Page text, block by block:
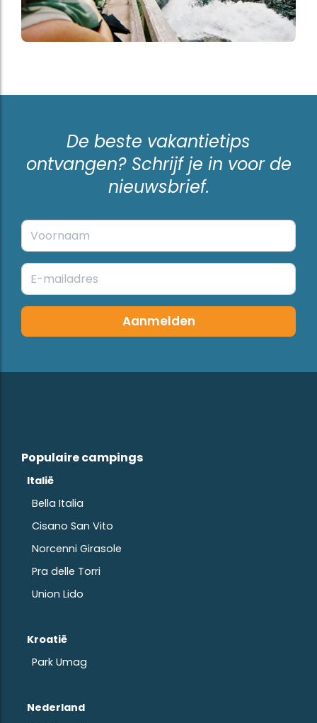
De beste vakantietips
ontvangen? Schrijf je in voor de
nieuwsbrief.
Aanmelden
Populaire campings
Italië
Bella Italia
Cisano San Vito
Norcenni Girasole
Pra delle Torri
Union Lido
Kroatië
Park Umag
Nederland